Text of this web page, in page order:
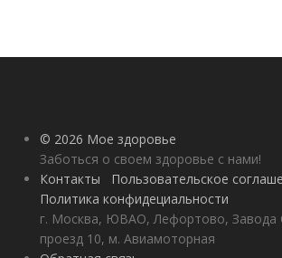
© 2026 Мое здоровье
Заботься о своем здоровье с нами!
Контакты
Пользовательское
Политика конфидециальности
г. Москва, ЮВАО, Лефортово, Завода
проезд 10, м. Авиамоторная